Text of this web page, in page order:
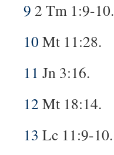
9 2 Tm 1:9-10.
10Mt 11:28.
11 Jn 3:16.
12 Mt 18:14.
13 Lc 11:9-10.